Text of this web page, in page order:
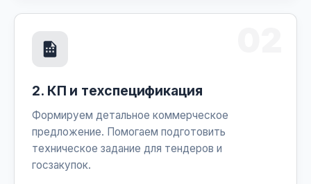
2. КП и техспецификация
Формируем детальное коммерческое
предложение. Помогаем подготовить
техническое задание для тендеров и
госзакупок.